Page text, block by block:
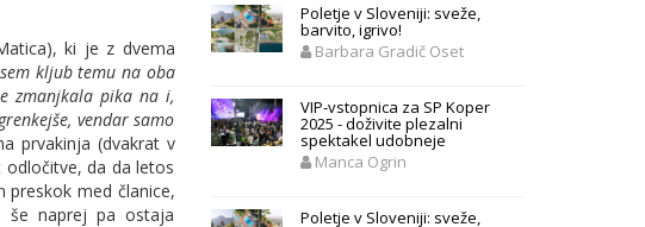
ki je z dvema
kljub temu na oba
zmanjkala pika na i,
vendar samo
prvakinja (dvakrat v
da da letos
preskok med članice,
še naprej pa ostaja
Poletje v Sloveniji: sveže,
barvito, igrivo!
Barbara Gradič Oset
VIP-vstopnica za SP Koper
2025 - doživite plezalni
spektakel udobneje
Manca Ogrin
Poletje v Sloveniji: sveže,